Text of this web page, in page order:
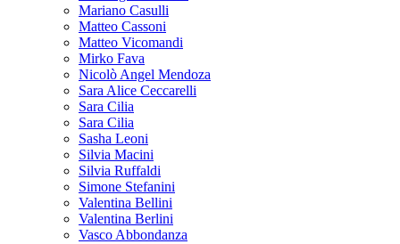
Mariano Casulli
Matteo Cassoni
Matteo Vicomandi
Mirko Fava
Nicolò Angel Mendoza
Sara Alice Ceccarelli
Sara Cilia
Sara Cilia
Sasha Leoni
Silvia Macini
Silvia Ruffaldi
Simone Stefanini
Valentina Bellini
Valentina Berlini
Vasco Abbondanza